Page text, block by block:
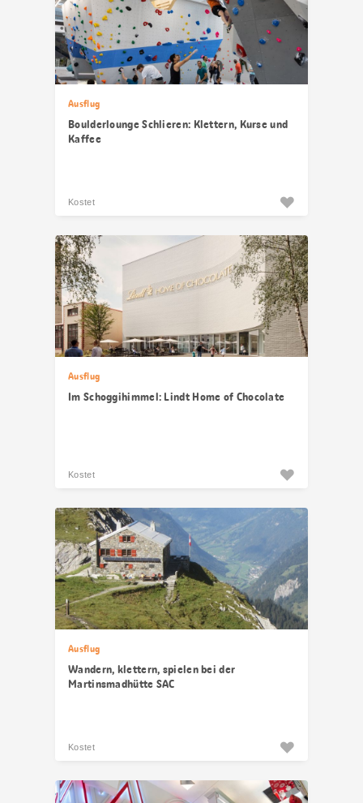
Ausflug
Boulderlounge Schlieren: Klettern, Kurse und
Kaffee
Kostet
Ausflug
Im Schoggihimmel: Lindt Home of Chocolate
Kostet
Ausflug
Wandern, klettern, spielen bei der
Martinsmadhütte SAC
Kostet